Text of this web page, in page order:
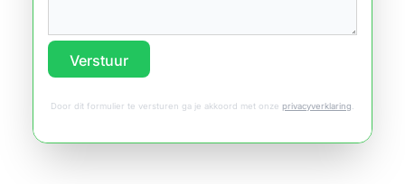
Verstuur
Door dit formulier te versturen ga je akkoord met onze privacyverklaring.